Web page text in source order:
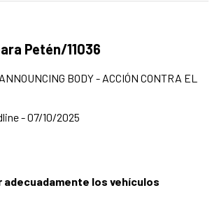
of the news item
Petén/11036
BODY - ACCIÓN CONTRA EL
- 07/10/2025
adecuadamente los vehículos